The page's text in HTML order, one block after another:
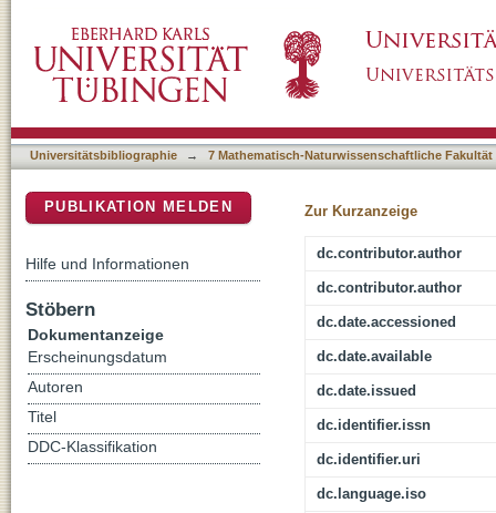
importers
Universitätsbibliographie → 7 Mathematisch-Naturwissenschaftliche Fakultät
Zur Kurzanzeige
dc.contributor.author
dc.contributor.author
dc.date.accessioned
dc.date.available
dc.date.issued
dc.identifier.issn
dc.identifier.uri
dc.language.iso
PUBLIKATION MELDEN
Hilfe und Informationen
Stöbern
Dokumentanzeige
Erscheinungsdatum
Autoren
Titel
DDC-Klassifikation